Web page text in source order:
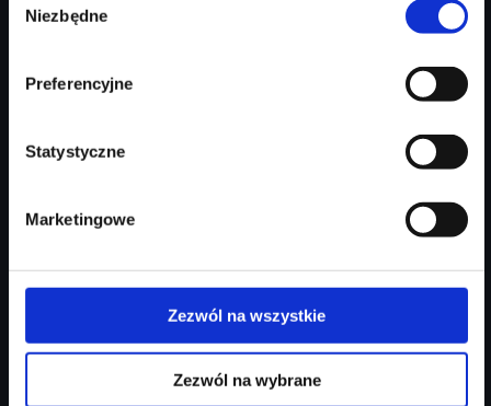
zgody
Niezbędne
Preferencyjne
Statystyczne
Marketingowe
Zezwól na wszystkie
Zezwól na wybrane
213 746 zł
Zapytaj o ofertę Szczegóły